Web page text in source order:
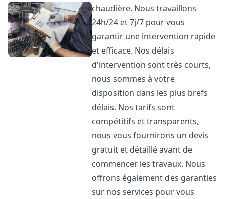
chaudière. Nous travaillons
24h/24 et 7j/7 pour vous
garantir une intervention rapide
et efficace. Nos délais
d'intervention sont très courts,
nous sommes à votre
disposition dans les plus brefs
délais. Nos tarifs sont
compétitifs et transparents,
nous vous fournirons un devis
gratuit et détaillé avant de
commencer les travaux. Nous
offrons également des garanties
sur nos services pour vous